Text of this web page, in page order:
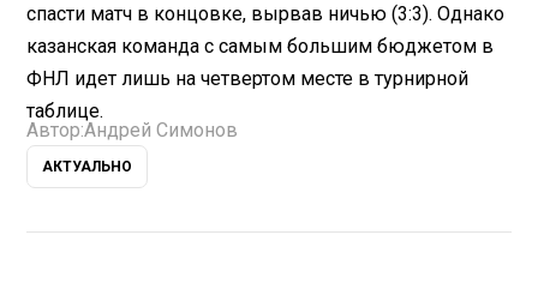
спасти матч в концовке, вырвав ничью (3:3). Однако
казанская команда с самым большим бюджетом в
ФНЛ идет лишь на четвертом месте в турнирной
таблице.
Автор:Андрей Симонов
АКТУАЛЬНО